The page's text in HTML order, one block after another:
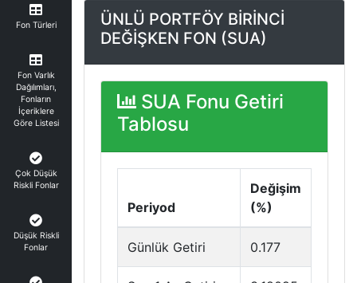
Fon Türleri
Fon Varlık
Dağılımları,
Fonların
İçeriklere
Göre Listesi
Çok Düşük
Riskli Fonlar
Düşük Riskli
Fonlar
ÜNLÜ PORTFÖY BİRİNCİ
DEĞİŞKEN FON (SUA)
SUA Fonu Getiri
Tablosu
Periyod
Değişim
(%)
Günlük Getiri 0.177